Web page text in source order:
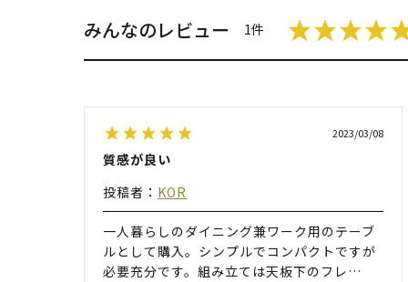
みんなのレビュー 1件
2023/03/08
質感が良い
投稿者： KOR
一人暮らしのダイニング兼ワーク用のテーブ
ルとして購入。シンプルでコンパクトですが
必要充分です。組み立ては天板下のフレ…